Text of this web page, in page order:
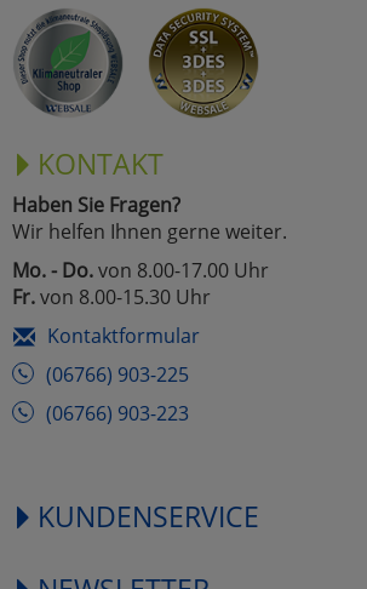
KONTAKT
Haben Sie Fragen?
Wir helfen Ihnen gerne weiter.
Mo. - Do.von 8.00-17.00 Uhr
Fr.von 8.00-15.30 Uhr
Kontaktformular
(06766) 903-225
(06766) 903-223
KUNDENSERVICE